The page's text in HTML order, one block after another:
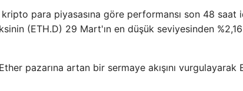
para piyasasına göre performansı son 48
(ETH.D) 29 Mart'ın en düşük seviyesinden
pazarına artan bir sermaye akışını